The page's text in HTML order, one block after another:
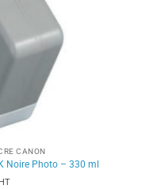
CANON
Noire Photo – 330 ml
HT